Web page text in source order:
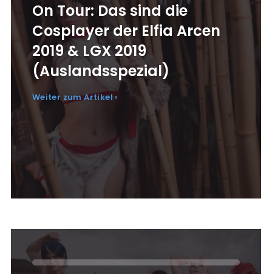
On Tour: Das sind die
Cosplayer der Elfia Arcen
2019 & LGX 2019
(Auslandsspezial)
Weiter zum Artikel ›